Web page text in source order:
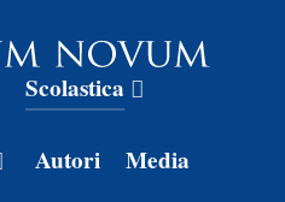
Scolastica
Autori Media